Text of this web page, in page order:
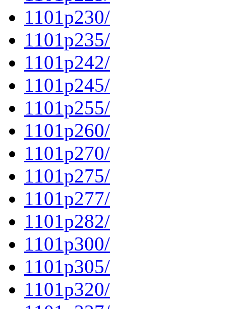
1101p230/
1101p235/
1101p242/
1101p245/
1101p255/
1101p260/
1101p270/
1101p275/
1101p277/
1101p282/
1101p300/
1101p305/
1101p320/